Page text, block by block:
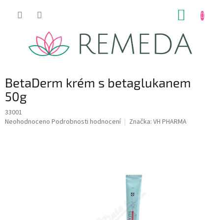
BetaDerm krém s betaglukanem
50g
33001
Průměrné
Neohodnoceno Podrobnosti hodnocení Značka: VH PHARMA